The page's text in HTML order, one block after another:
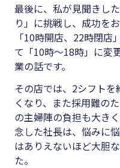
最後に、私が見聞きし
り」に挑戦し、成功を
「10時開店、22時閉
て「10時～18時」に変
業の話です。
その店では、2シフト
くなり、また採用難の
の主婦陣の負担も大き
念した社長は、悩みに
はありえないほど大胆
た。